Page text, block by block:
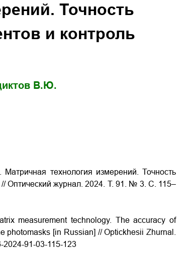
Точность
и контроль
В.Ю.
технология измерений. Точность
Оптический журнал. 2024. Т. 91. № 3. С. 115–
measurement technology. The accuracy of
[in Russian] // Optickhesii Zhurnal.
2024-91-03-115-123